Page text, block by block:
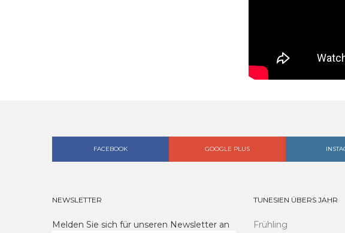
FACEBOOK GOOGLE PLUS
NEWSLETTER
Melden Sie sich für unseren Newsletter an
TUNESIEN ÜBERS JAHR
Frühling